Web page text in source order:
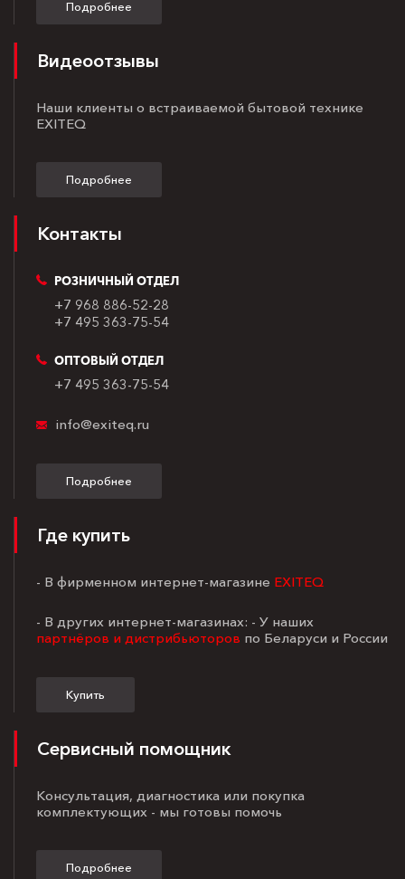
Подробнее
Видеоотзывы
Наши клиенты о встраиваемой бытовой технике
EXITEQ
Подробнее
Контакты
РОЗНИЧНЫЙ ОТДЕЛ
+7 968 886-52-28
+7 495 363-75-54
ОПТОВЫЙ ОТДЕЛ
+7 495 363-75-54
info@exiteq.ru
Подробнее
Где купить
- В фирменном интернет-магазине EXITEQ
- В других интернет-магазинах: - У наших
партнёров и дистрибьюторов по Беларуси и России
Купить
Сервисный помощник
Консультация, диагностика или покупка
комплектующих - мы готовы помочь
Подробнее